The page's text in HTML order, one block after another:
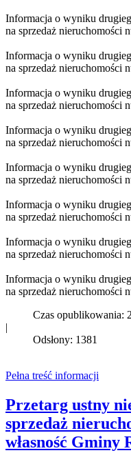
Informacja o wyniku
na sprzedaż nieruchomości
Informacja o wyniku
na sprzedaż nieruchomości
Informacja o wyniku
na sprzedaż nieruchomości
Informacja o wyniku
na sprzedaż nieruchomości
Informacja o wyniku
na sprzedaż nieruchomości
Informacja o wyniku
na sprzedaż nieruchomości
Informacja o wyniku
na sprzedaż nieruchomości
Informacja o wyniku
na sprzedaż nieruchomości
Czas opublikowania:
|
Odsłony: 1381
Pełna treść informacji
Przetarg ustny
sprzedaż
własność Gminy